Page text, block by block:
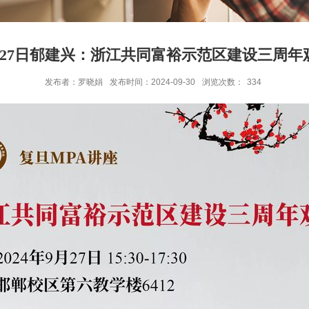
日郁建兴：浙江共同富裕示范区建设三周年
发布者：罗晓娟 发布时间：2024-09-30 浏览次数： 334